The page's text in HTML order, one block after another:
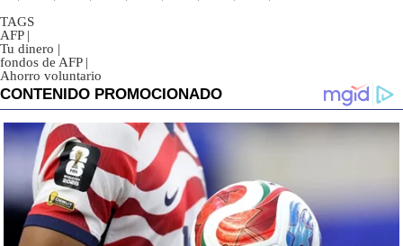
TAGS
AFP |
Tu dinero |
fondos de AFP |
Ahorro voluntario